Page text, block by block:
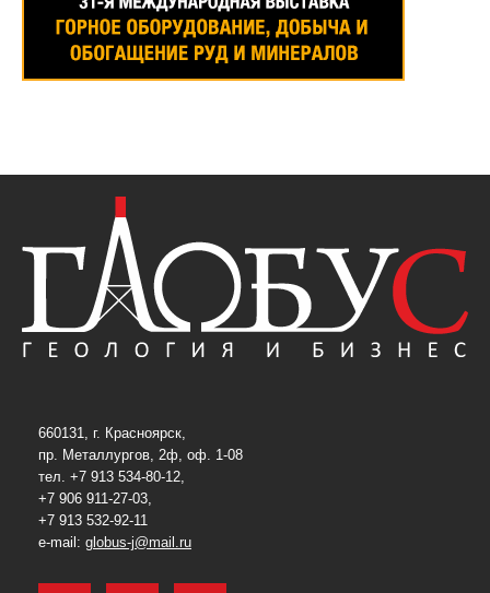
660131, г. Красноярск,
пр. Металлургов, 2ф, оф. 1-08
тел. +7 913 534-80-12,
+7 906 911-27-03,
+7 913 532-92-11
e-mail: globus-j@mail.ru